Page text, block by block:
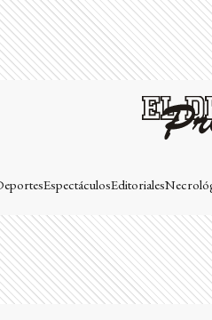
EspectáculosEditoriales